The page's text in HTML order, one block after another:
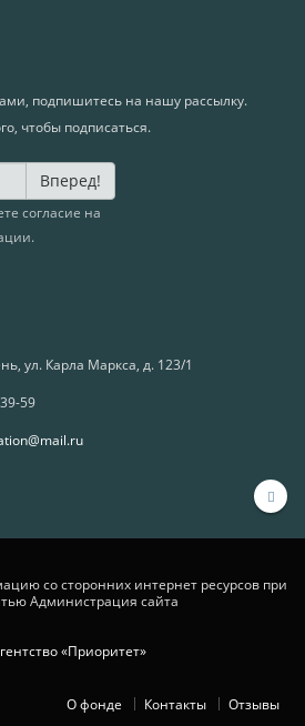
подпишитесь на нашу рассылку.
чтобы подписаться.
Вперед!
согласие на
ул. Карла Маркса, д. 123/1
59
со сторонних интернет ресурсов при
Администрация сайта
«Приоритет»
О фонде Контакты Отзывы